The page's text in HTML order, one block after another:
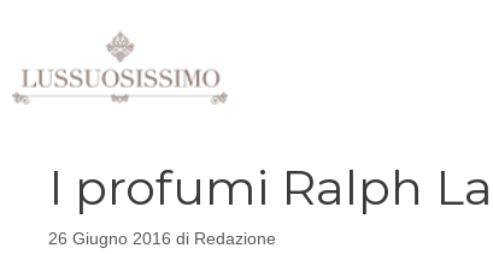
contenuto
I profumi Ralph
26 Giugno 2016 di Redazione